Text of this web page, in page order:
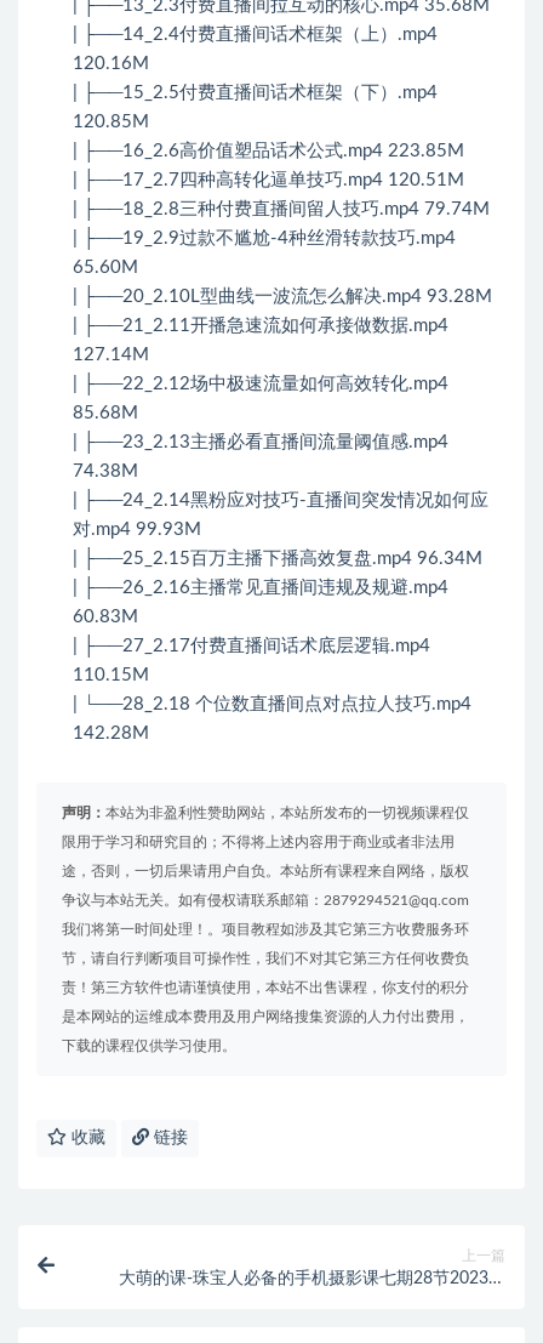
| ├──13_2.3付费直播间拉互动的核心.mp4 35.68M
| ├──14_2.4付费直播间话术框架（上）.mp4
120.16M
| ├──15_2.5付费直播间话术框架（下）.mp4
120.85M
| ├──16_2.6高价值塑品话术公式.mp4 223.85M
| ├──17_2.7四种高转化逼单技巧.mp4 120.51M
| ├──18_2.8三种付费直播间留人技巧.mp4 79.74M
| ├──19_2.9过款不尴尬-4种丝滑转款技巧.mp4
65.60M
| ├──20_2.10L型曲线一波流怎么解决.mp4 93.28M
| ├──21_2.11开播急速流如何承接做数据.mp4
127.14M
| ├──22_2.12场中极速流量如何高效转化.mp4
85.68M
| ├──23_2.13主播必看直播间流量阈值感.mp4
74.38M
| ├──24_2.14黑粉应对技巧-直播间突发情况如何应
对.mp4 99.93M
| ├──25_2.15百万主播下播高效复盘.mp4 96.34M
| ├──26_2.16主播常见直播间违规及规避.mp4
60.83M
| ├──27_2.17付费直播间话术底层逻辑.mp4
110.15M
| └──28_2.18 个位数直播间点对点拉人技巧.mp4
142.28M
声明： 本站为非盈利性赞助网站，本站所发布的一切视频课程仅
限用于学习和研究目的；不得将上述内容用于商业或者非法用
途，否则，一切后果请用户自负。本站所有课程来自网络，版权
争议与本站无关。如有侵权请联系邮箱：2879294521@qq.com
我们将第一时间处理！。项目教程如涉及其它第三方收费服务环
节，请自行判断项目可操作性，我们不对其它第三方任何收费负
责！第三方软件也请谨慎使用，本站不出售课程，你支付的积分
是本网站的运维成本费用及用户网络搜集资源的人力付出费用，
下载的课程仅供学习使用。
收藏 链接
上一篇
大萌的课-珠宝人必备的手机摄影课七期28节2023年